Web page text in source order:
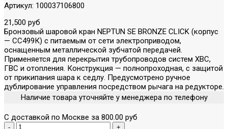
Артикул: 100037106800
21,500 руб
Бронзовый шаровой кран NEPTUN SE BRONZE CLICK (корпус
— СС499К) с питаемым от сети электроприводом,
оснащенным металлической зубчатой передачей.
Применяется для перекрытия трубопроводов систем ХВС,
ГВС и отопления. Конструкция — полнопроходная, с защитой
от прикипания шара к седлу. Предусмотрено ручное
дублирование управления посредством рычага на редукторе.
Наличие товара уточняйте у менеджера по телефону
С доставкой по Москве за 800.00 руб